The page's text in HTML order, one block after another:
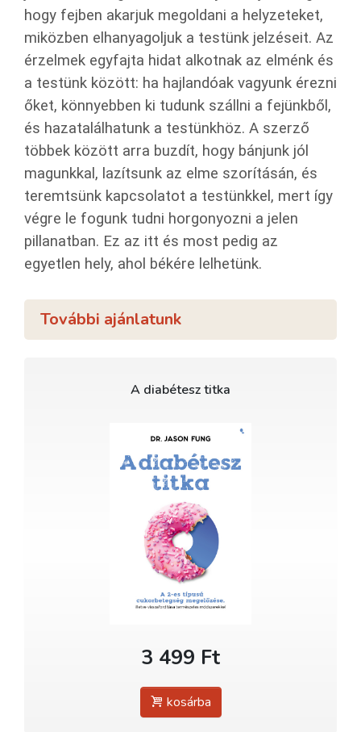
hogy fejben akarjuk megoldani a helyzeteket,
miközben elhanyagoljuk a testünk jelzéseit. Az
érzelmek egyfajta hidat alkotnak az elménk és
a testünk között: ha hajlandóak vagyunk érezni
őket, könnyebben ki tudunk szállni a fejünkből,
és hazatalálhatunk a testünkhöz. A szerző
többek között arra buzdít, hogy bánjunk jól
magunkkal, lazítsunk az elme szorításán, és
teremtsünk kapcsolatot a testünkkel, mert így
végre le fogunk tudni horgonyozni a jelen
pillanatban. Ez az itt és most pedig az
egyetlen hely, ahol békére lelhetünk.
További ajánlatunk
A diabétesz titka
3 499 Ft
kosárba